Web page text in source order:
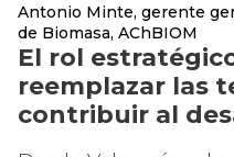
Antonio Minte, gerente
de Biomasa, AChBIOM
El rol
reemplazar las
contribuir al